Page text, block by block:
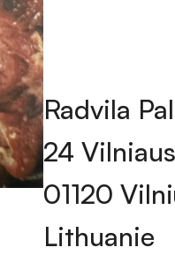
Radvila
24
01120
Lithuanie